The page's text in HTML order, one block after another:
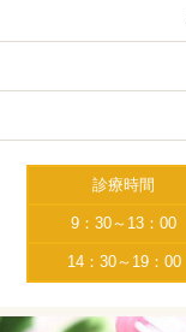
診療時間
9：30～13：00
14：30～19：00